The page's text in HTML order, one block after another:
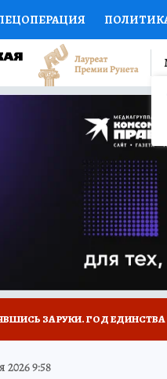
СПОРТ
ДОКТОР ФИНАНСЫ
ПРОГНОЗЫ НА СПОРТ
ТЕЛЕВИЗОР
НОВОЕ НА
ЗА РУКИ. ГОД ЕДИНСТВА
КП В МАХ
9:58